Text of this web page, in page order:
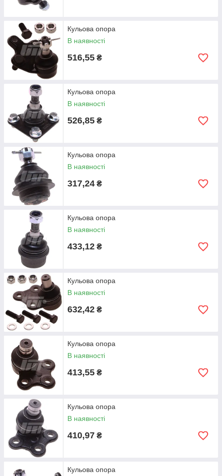
Кульова опора
В наявності
516,55 ₴
Кульова опора
В наявності
526,85 ₴
Кульова опора
В наявності
317,24 ₴
Кульова опора
В наявності
433,12 ₴
Кульова опора
В наявності
632,42 ₴
Кульова опора
В наявності
413,55 ₴
Кульова опора
В наявності
410,97 ₴
Кульова опора